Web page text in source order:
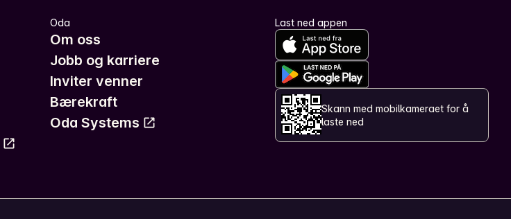
Oda
Om oss
Jobb og karriere
Inviter venner
Bærekraft
Oda Systems
Last ned appen
Skann med mobilkameraet for å
laste ned